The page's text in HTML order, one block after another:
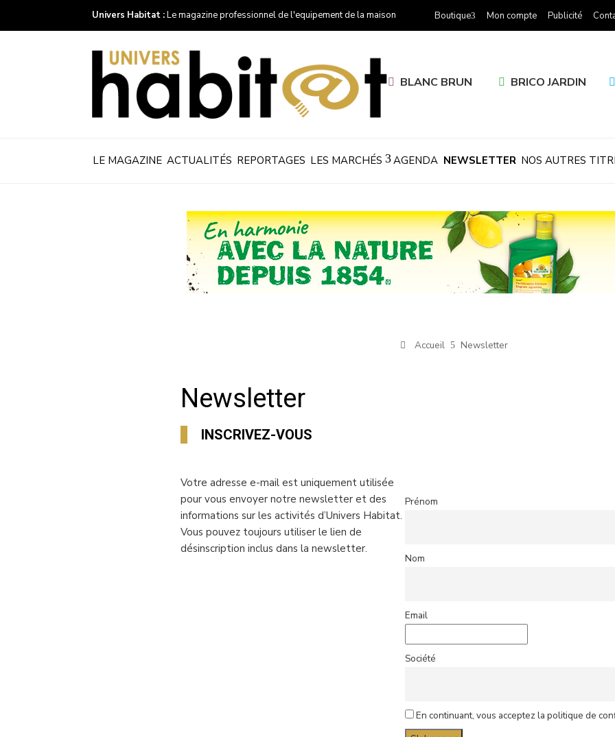
Univers Habitat :Le magazine professionnel de l'equipement de la maison Boutique Mon compte Publicité
BLANC BRUN BRICO JARDIN
LE MAGAZINE ACTUALITÉS REPORTAGES LES MARCHÉS AGENDA NEWSLETTER NOS AUTRES
Accueil Newsletter
Newsletter
INSCRIVEZ-VOUS
Votre adresse e-mail est uniquement utilisée
pour vous envoyer notre newsletter et des
informations sur les activités d’Univers Habitat.
Vous pouvez toujours utiliser le lien de
désinscription inclus dans la newsletter.
Prénom
Nom
Email
Société
En continuant, vous acceptez la politique de